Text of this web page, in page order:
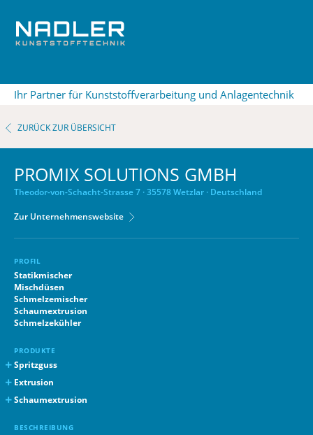
Ihr Partner für Kunststoffverarbeitung und Anlagentechnik
ZURÜCK ZUR ÜBERSICHT
PROMIX SOLUTIONS GMBH
Theodor-von-Schacht-Strasse 7 · 35578 Wetzlar · Deutschland
Zur Unternehmenswebsite
PROFIL
Statikmischer
Mischdüsen
Schmelzemischer
Schaumextrusion
Schmelzekühler
PRODUKTE
Spritzguss
Mix Tip
Filter Tip
Extrusion
Schmelzemischer SMB+
Schaumextrusion
BESCHREIBUNG